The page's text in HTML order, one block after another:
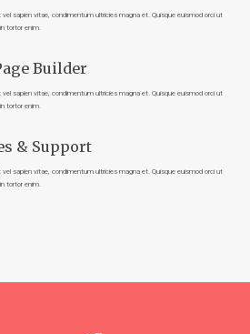
vel sapien vitae, condimentum ultricies magna et. Quisque euismod orci ut
tortor enim.
Builder
vel sapien vitae, condimentum ultricies magna et. Quisque euismod orci ut
tortor enim.
& Support
vel sapien vitae, condimentum ultricies magna et. Quisque euismod orci ut
tortor enim.